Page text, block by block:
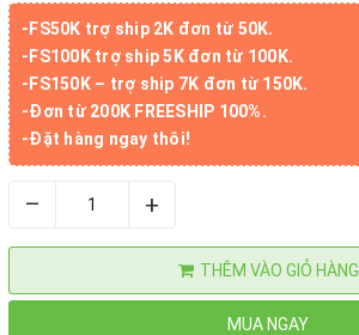
-FS50K trợ ship 2K đơn từ 50K.
-FS100K trợ ship 5K đơn từ 100K.
-FS150K – trợ ship 7K đơn từ 150K.
-Đơn từ 200K FREESHIP 100%.
-Đặt hàng ngay thôi!
– +
THÊM VÀO GIỎ HÀNG
MUA NGAY